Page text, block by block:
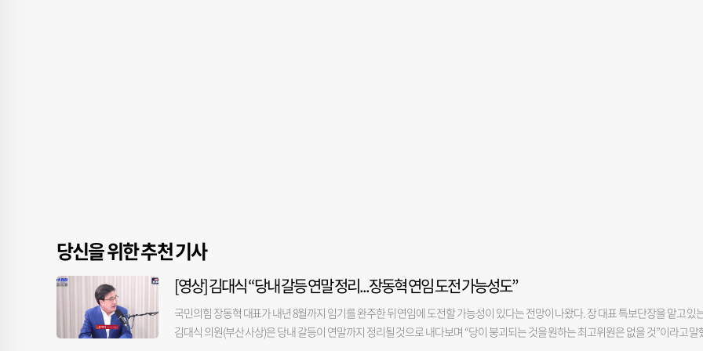
당신을 위한 추천 기사
[영상] 김대식 “당내 갈등 연말 정리...장동혁 연임 도전 가능성도”
국민의힘 장동혁 대표가 내년 8월까지 임기를 완주한 뒤 연임에 도전할 가능성이 있다는 전망이 나왔다. 장 대표 특보단장을 맡고 있
김대식 의원(부산 사상)은 당내 갈등이 연말까지 정리될 것으로 내다보며 “당이 붕괴되는 것을 원하는 최고위원은 없을 것”이라고 말